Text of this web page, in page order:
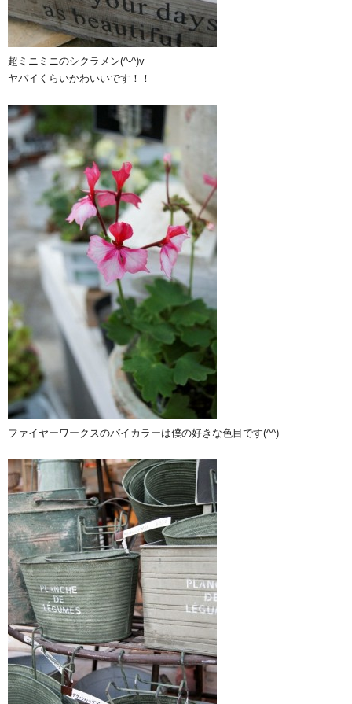
超ミニミニのシクラメン(^-^)v
ヤバイくらいかわいいです！！
ファイヤーワークスのバイカラーは僕の好きな色目です(^^)